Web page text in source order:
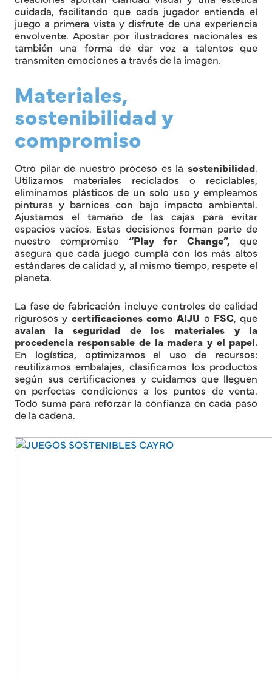
cuidada, facilitando que cada jugador entienda el
juego a primera vista y disfrute de una experiencia
envolvente. Apostar por ilustradores nacionales es
también una forma de dar voz a talentos que
transmiten emociones a través de la imagen.
Materiales,
sostenibilidad y
compromiso
Otro pilar de nuestro proceso es la sostenibilidad.
Utilizamos materiales reciclados o reciclables,
eliminamos plásticos de un solo uso y empleamos
pinturas y barnices con bajo impacto ambiental.
Ajustamos el tamaño de las cajas para evitar
espacios vacíos. Estas decisiones forman parte de
nuestro compromiso “Play for Change”, que
asegura que cada juego cumpla con los más altos
estándares de calidad y, al mismo tiempo, respete el
planeta.
La fase de fabricación incluye controles de calidad
rigurosos y certificaciones como AIJU o FSC, que
avalan la seguridad de los materiales y la
procedencia responsable de la madera y el papel.
En logística, optimizamos el uso de recursos:
reutilizamos embalajes, clasificamos los productos
según sus certificaciones y cuidamos que lleguen
en perfectas condiciones a los puntos de venta.
Todo suma para reforzar la confianza en cada paso
de la cadena.